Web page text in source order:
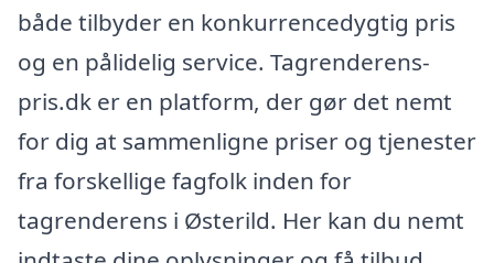
både tilbyder en konkurrencedygtig pris
og en pålidelig service. Tagrenderens-
pris.dk er en platform, der gør det nemt
for dig at sammenligne priser og tjenester
fra forskellige fagfolk inden for
tagrenderens i Østerild. Her kan du nemt